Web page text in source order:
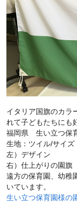
イタリア国旗のカラ
れて子どもたちにも
福岡県 生い立つ保
生地：ツイル/サイ
左）デザイン
右）仕上がりの園旗
遠方の保育園、幼稚
いています。
生い立つ保育園様の